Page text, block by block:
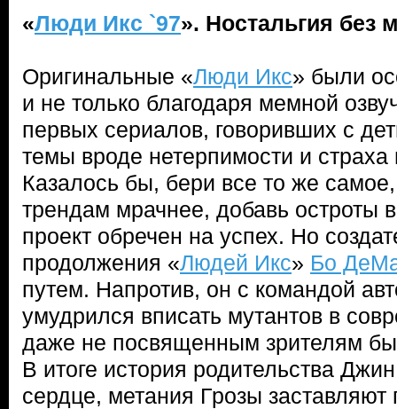
«Люди Икс `97». Ностальгия без
Оригинальные «Люди Икс» были
и не только благодаря мемной
первых сериалов, говоривших с
темы вроде нетерпимости и
Казалось бы, бери все то же
трендам мрачнее, добавь остроты
проект обречен на успех. Но
продолжения «Людей Икс» Бо
путем. Напротив, он с командой
умудрился вписать мутантов в
даже не посвященным зрителям
В итоге история родительства
сердце, метания Грозы заставляют